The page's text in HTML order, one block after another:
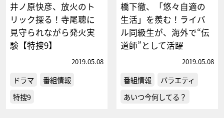
井ノ原快彦、放火のト
リック探る！寺尾聰に
見守られながら発火実
験【特捜9】
2019.05.08
ドラマ
番組情報
特捜9
橋下徹、「悠々自適の
生活」を羨む！ライバ
ル同級生が、海外で“伝
道師”として活躍
2019.05.08
番組情報
バラエティ
あいつ今何してる？